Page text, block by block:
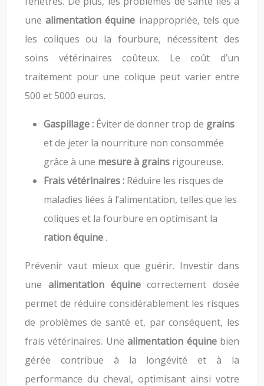
unealimentation équine inappropriée, tels que
les coliques ou la fourbure, nécessitent des
soins vétérinaires coûteux. Le coût d’un
traitement pour une colique peut varier entre
500 et 5000 euros.
Gaspillage : Éviter de donner trop de grains
et de jeter la nourriture non consommée
grâce à une mesure à grains rigoureuse.
Frais vétérinaires : Réduire les risques de
maladies liées à l’alimentation, telles que les
coliques et la fourbure en optimisant la
ration équine.
Prévenir vaut mieux que guérir. Investir dans
une alimentation équinecorrectement dosée
permet de réduire considérablement les risques
de problèmes de santé et, par conséquent, les
frais vétérinaires. Unealimentation équine bien
gérée contribue à la longévité et à la
performance du cheval, optimisant ainsi votre